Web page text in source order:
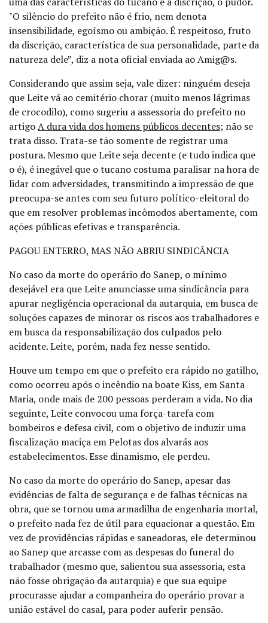
"O silêncio do prefeito não é frio, nem denota
insensibilidade, egoísmo ou ambição. É respeitoso, fruto
da discrição, característica de sua personalidade, parte da
natureza dele”, diz a nota oficial enviada ao Amig@s.
Considerando que assim seja, vale dizer: ninguém deseja
que Leite vá ao cemitério chorar (muito menos lágrimas
de crocodilo), como sugeriu a assessoria do prefeito no
artigoA dura vida dos homens públicos decentes; não se
trata disso. Trata-se tão somente de registrar uma
postura. Mesmo que Leite seja decente (e tudo indica que
o é), é inegável que o tucano costuma paralisar na hora de
lidar com adversidades, transmitindo a impressão de que
preocupa-se antes com seu futuro político-eleitoral do
que em resolver problemas incômodos abertamente, com
ações públicas efetivas e transparência.
PAGOU ENTERRO, MAS NÃO ABRIU SINDICÂNCIA
No caso da morte do operário do Sanep, o mínimo
desejável era que Leite anunciasse uma sindicância para
apurar negligência operacional da autarquia, em busca de
soluções capazes de minorar os riscos aos trabalhadores e
em busca da responsabilização dos culpados pelo
acidente. Leite, porém, nada fez nesse sentido.
Houve um tempo em que o prefeito era rápido no gatilho,
como ocorreu após o incêndio na boate Kiss, em Santa
Maria, onde mais de 200 pessoas perderam a vida. No dia
seguinte, Leite convocou uma força-tarefa com
bombeiros e defesa civil, com o objetivo de induzir uma
fiscalização maciça em Pelotas dos alvarás aos
estabelecimentos. Esse dinamismo, ele perdeu.
No caso da morte do operário do Sanep, apesar das
evidências de falta de segurança e de falhas técnicas na
obra, que se tornou uma armadilha de engenharia mortal,
o prefeito nada fez de útil para equacionar a questão. Em
vez de providências rápidas e saneadoras, ele determinou
ao Sanep que arcasse com as despesas do funeral do
trabalhador (mesmo que, salientou sua assessoria, esta
não fosse obrigação da autarquia) e que sua equipe
procurasse ajudar a companheira do operário provar a
união estável do casal, para poder auferir pensão.